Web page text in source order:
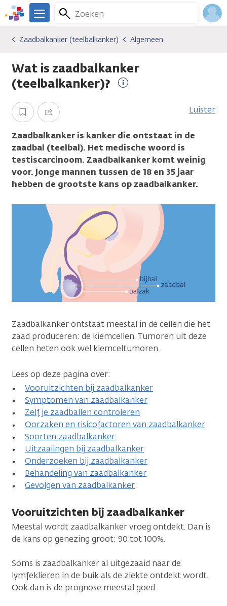
Overslaan
en
gaan
We
er
je.
Kanker.nl
Zoeken
Menu
Kankersoorten
Zaadbalkanker (teelbalkanker)
Algemeen
Zaadbalkanker (teelbalkanker) Algemeen
Wat is zaadbalkanker
(teelbalkanker)?
Opslaan Delen Luister
Zaadbalkanker is kanker die ontstaat in de
zaadbal (teelbal). Het medische woord is
testiscarcinoom. Zaadbalkanker komt weinig
voor. Jonge mannen tussen de 18 en 35 jaar
hebben de grootste kans op zaadbalkanker.
Zaadbalkanker ontstaat meestal in de cellen die het
zaad produceren: de kiemcellen. Tumoren uit deze
cellen heten ook wel kiemceltumoren.
Lees op deze pagina over:
Vooruitzichten bij zaadbalkanker
Symptomen van zaadbalkanker
Zelf je zaadballen controleren
Oorzaken en risicofactoren van zaadbalkanker
Soorten zaadbalkanker
Uitzaaiingen bij zaadbalkanker
Onderzoeken bij zaadbalkanker
Behandeling van zaadbalkanker
Gevolgen van zaadbalkanker
Vooruitzichten bij zaadbalkanker
Meestal wordt zaadbalkanker vroeg ontdekt. Dan is
de kans op genezing groot: 90 tot 100%.
Soms is zaadbalkanker al uitgezaaid naar de
lymfeklieren in de buik als de ziekte ontdekt wordt.
Ook dan is de prognose meestal goed.